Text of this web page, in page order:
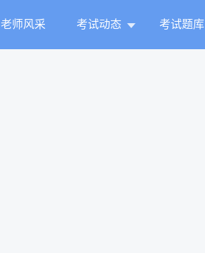
老师风采 考试动态 考试题库